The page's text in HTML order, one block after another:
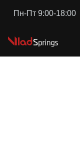
Пн-Пт 9:00-18:00